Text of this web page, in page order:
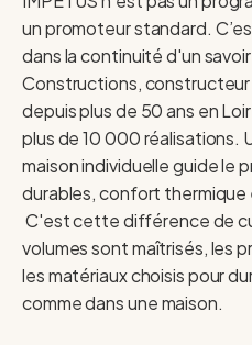
un promoteur standard.
dans la continuité d'un
Constructions, constructeur
depuis plus de 50 ans en
plus de 10 000 réalisations.
maison individuelle guide le
durables, confort
C'est cette différence de
volumes sont maîtrisés, les
les matériaux choisis pour
comme dans une maison.